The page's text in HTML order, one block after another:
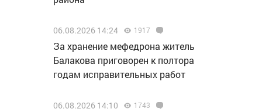
06.08.2026 14:24 1917
За хранение мефедрона житель
Балакова приговорен к полтора
годам исправительных работ
06.08.2026 14:10 1743